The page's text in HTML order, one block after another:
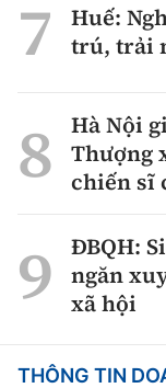
Huế:
trú, trải
Hà Nội
Thượng
chiến sĩ
ĐBQH:
ngăn
xã hội
THÔNG TIN